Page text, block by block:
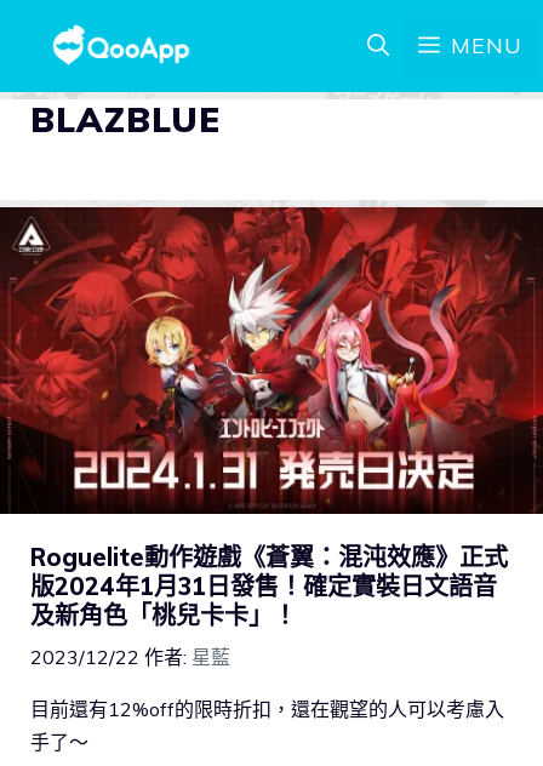
MENU
BLAZBLUE
Roguelite動作遊戲《蒼翼：混沌效應》正式
版2024年1月31日發售！確定實裝日文語音
及新角色「桃兒卡卡」！
2023/12/22 作者: 星藍
目前還有12%off的限時折扣，還在觀望的人可以考慮入
手了～